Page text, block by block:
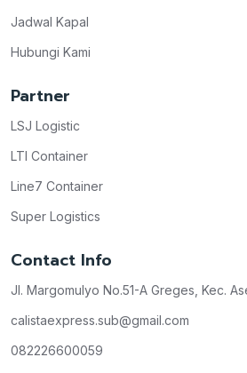
Jadwal Kapal
Hubungi Kami
Partner
LSJ Logistic
LTI Container
Line7 Container
Super Logistics
Contact Info
Jl. Margomulyo No.51-A Greges, Kec.
calistaexpress.sub@gmail.com
082226600059